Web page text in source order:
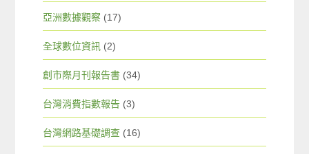
亞洲數據觀察 (17)
全球數位資訊 (2)
創市際月刊報告書 (34)
台灣消費指數報告 (3)
台灣網路基礎調查 (16)